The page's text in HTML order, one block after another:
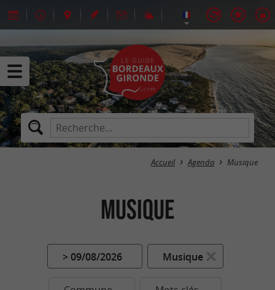
Accueil Agenda Musique
Musique
> 09/08/2026 Musique